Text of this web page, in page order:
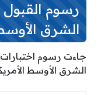
رسوم
الشرق
جاءت رسوم
الشرق الأوسط